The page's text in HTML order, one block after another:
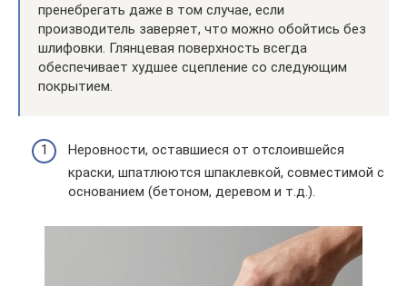
пренебрегать даже в том случае, если
производитель заверяет, что можно обойтись без
шлифовки. Глянцевая поверхность всегда
обеспечивает худшее сцепление со следующим
покрытием.
Неровности, оставшиеся от отслоившейся
краски, шпатлюются шпаклевкой, совместимой с
основанием (бетоном, деревом и т.д.).